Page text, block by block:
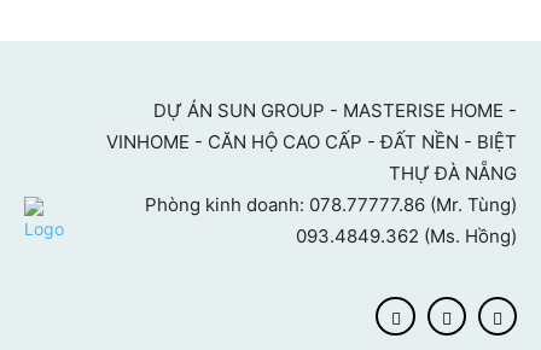
DỰ ÁN SUN GROUP - MASTERISE HOME -
VINHOME - CĂN HỘ CAO CẤP - ĐẤT NỀN - BIỆT
THỰ ĐÀ NẴNG
Phòng kinh doanh: 078.77777.86 (Mr. Tùng)
093.4849.362 (Ms. Hồng)